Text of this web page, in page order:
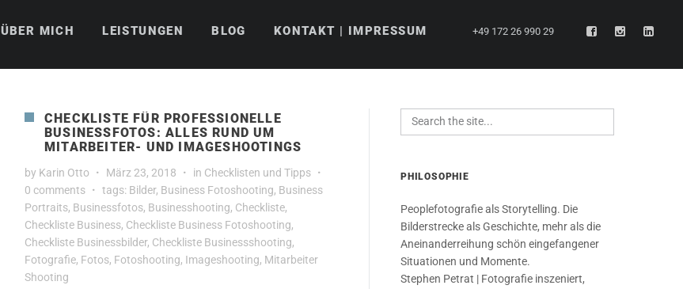
ÜBER MICH LEISTUNGEN BLOG KONTAKT | IMPRESSUM +49 172 26 990 29
CHECKLISTE FÜR PROFESSIONELLE
BUSINESSFOTOS: ALLES RUND UM
MITARBEITER- UND IMAGESHOOTINGS
by Karin Otto März 23, 2018 in Checklisten und Tipps
0 comments
tags: Bilder, Business Fotoshooting, Business
Portraits, Businessfotos, Businesshooting, Checkliste,
Checkliste Business, Checkliste Business Fotoshooting,
Checkliste Businessbilder, Checkliste Businessshooting,
Fotografie, Fotos, Fotoshooting, Imageshooting, Mitarbeiter
Shooting
PHILOSOPHIE
Peoplefotografie als Storytelling. Die
Bilderstrecke als Geschichte, mehr als die
Aneinanderreihung schön eingefangener
Situationen und Momente.
Stephen Petrat | Fotografie inszeniert,